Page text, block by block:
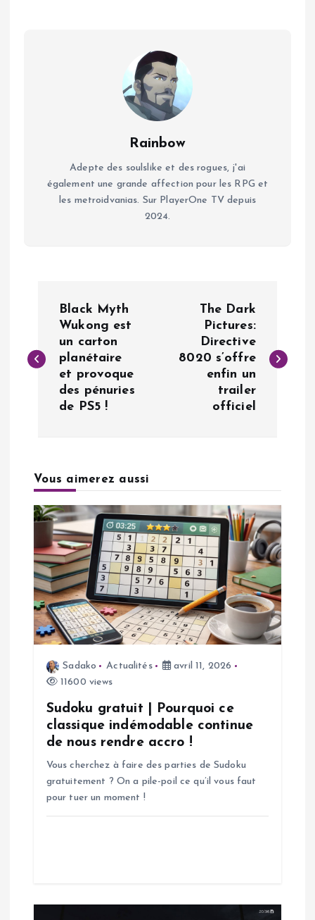
Rainbow
Adepte des soulslike et des rogues, j'ai
également une grande affection pour les RPG et
les metroidvanias. Sur PlayerOne TV depuis
2024.
v
a
t
o
n
d
Black Myth
Wukong est
un carton
planétaire
et provoque
des pénuries
de PS5 !
The Dark
Pictures:
Directive
8020 s’offre
enfin un
trailer
officiel
Vous aimerez aussi
Sadako Actualités
avril 11, 2026
11600 views
Sudoku gratuit | Pourquoi ce
classique indémodable continue
de nous rendre accro !
Vous cherchez à faire des parties de Sudoku
gratuitement ? On a pile-poil ce qu’il vous faut
pour tuer un moment !